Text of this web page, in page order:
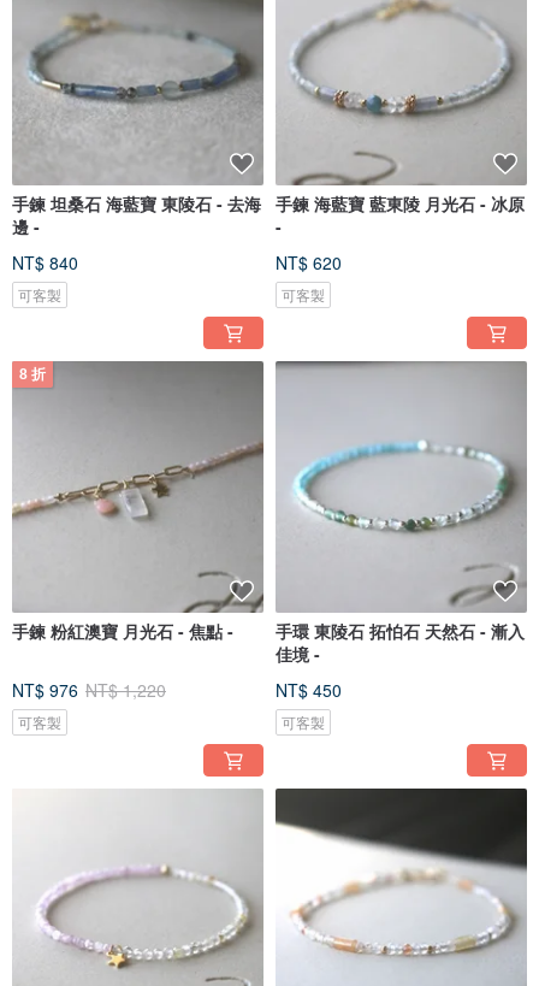
手鍊 坦桑石 海藍寶 東陵石 - 去海
邊 -
NT$ 840
可客製
手鍊 海藍寶 藍東陵 月光石 - 冰原
-
NT$ 620
可客製
8 折
手鍊 粉紅澳寶 月光石 - 焦點 -
NT$ 976 NT$ 1,220
可客製
手環 東陵石 拓怕石 天然石 - 漸入
佳境 -
NT$ 450
可客製